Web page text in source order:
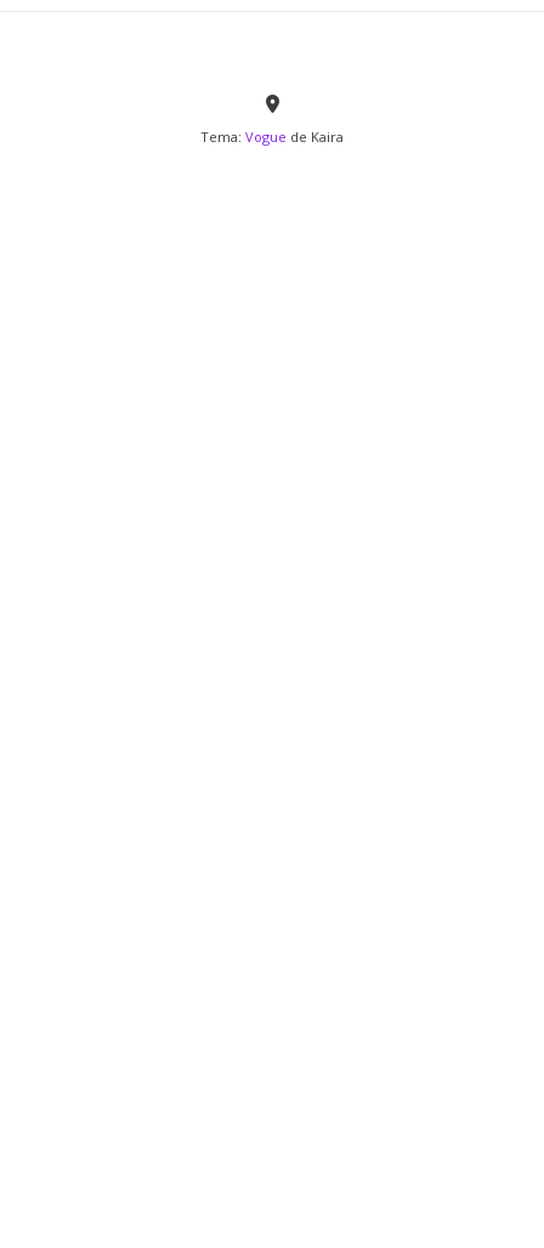
Tema: Vogue de Kaira